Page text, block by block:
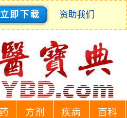
立即下载 资助我们
方剂 疾病 百科